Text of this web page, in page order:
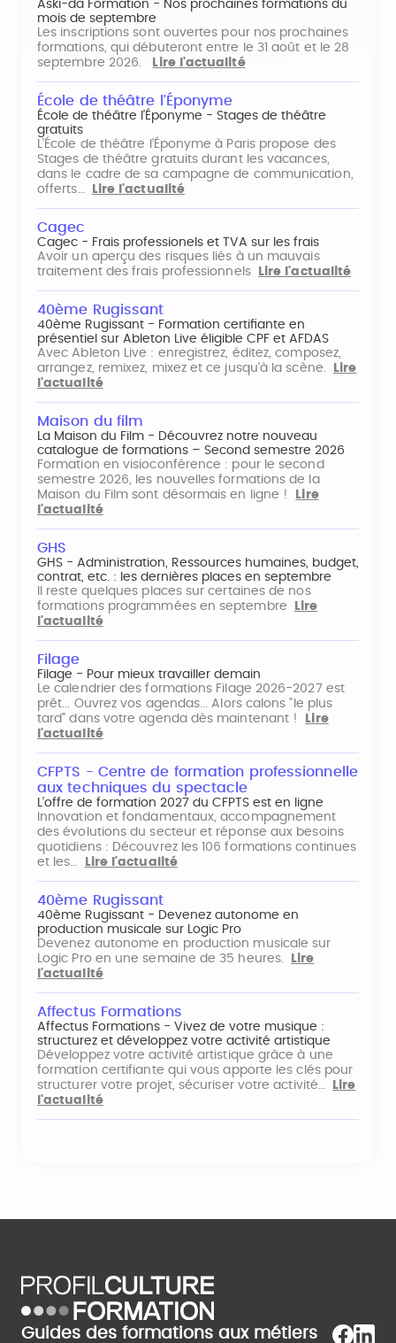
Aski-da Formation - Nos prochaines formations du
mois de septembre
Les inscriptions sont ouvertes pour nos prochaines
formations, qui débuteront entre le 31 août et le 28
septembre 2026.
Lire l'actualité
École de théâtre l'Éponyme
École de théâtre l'Éponyme - Stages de théâtre
gratuits
L'École de théâtre l'Éponyme à Paris propose des
Stages de théâtre gratuits durant les vacances,
dans le cadre de sa campagne de communication,
offerts…
Lire l'actualité
Cagec
Cagec - Frais professionels et TVA sur les frais
Avoir un aperçu des risques liés à un mauvais
traitement des frais professionnels
Lire l'actualité
40ème Rugissant
40ème Rugissant - Formation certifiante en
présentiel sur Ableton Live éligible CPF et AFDAS
Avec Ableton Live : enregistrez, éditez, composez,
arrangez, remixez, mixez et ce jusqu'à la scène.
Lire
l'actualité
Maison du film
La Maison du Film - Découvrez notre nouveau
catalogue de formations – Second semestre 2026
Formation en visioconférence : pour le second
semestre 2026, les nouvelles formations de la
Maison du Film sont désormais en ligne !
Lire
l'actualité
GHS
GHS - Administration, Ressources humaines, budget,
contrat, etc. : les dernières places en septembre
Il reste quelques places sur certaines de nos
formations programmées en septembre
Lire
l'actualité
Filage
Filage - Pour mieux travailler demain
Le calendrier des formations Filage 2026-2027 est
prêt... Ouvrez vos agendas... Alors calons "le plus
tard" dans votre agenda dès maintenant !
Lire
l'actualité
CFPTS - Centre de formation professionnelle
aux techniques du spectacle
L’offre de formation 2027 du CFPTS est en ligne
Innovation et fondamentaux, accompagnement
des évolutions du secteur et réponse aux besoins
quotidiens : Découvrez les 106 formations continues
et les…
Lire l'actualité
40ème Rugissant
40ème Rugissant - Devenez autonome en
production musicale sur Logic Pro
Devenez autonome en production musicale sur
Logic Pro en une semaine de 35 heures.
Lire
l'actualité
Affectus Formations
Affectus Formations - Vivez de votre musique :
structurez et développez votre activité artistique
Développez votre activité artistique grâce à une
formation certifiante qui vous apporte les clés pour
structurer votre projet, sécuriser votre activité…
Lire
l'actualité
Guides des formations aux métiers